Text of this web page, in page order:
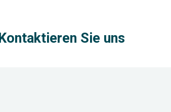
Kontaktieren Sie uns